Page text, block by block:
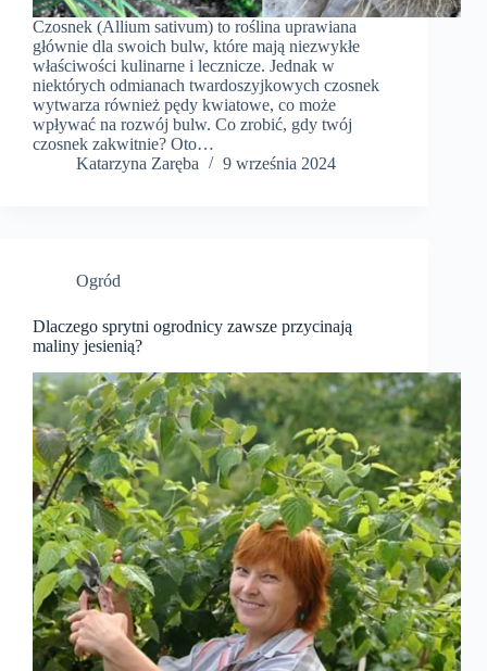
Czosnek (Allium sativum) to roślina uprawiana
głównie dla swoich bulw, które mają niezwykłe
właściwości kulinarne i lecznicze. Jednak w
niektórych odmianach twardoszyjkowych czosnek
wytwarza również pędy kwiatowe, co może
wpływać na rozwój bulw. Co zrobić, gdy twój
czosnek zakwitnie? Oto…
Katarzyna Zaręba
9 września 2024
Ogród
Dlaczego sprytni ogrodnicy zawsze przycinają
maliny jesienią?